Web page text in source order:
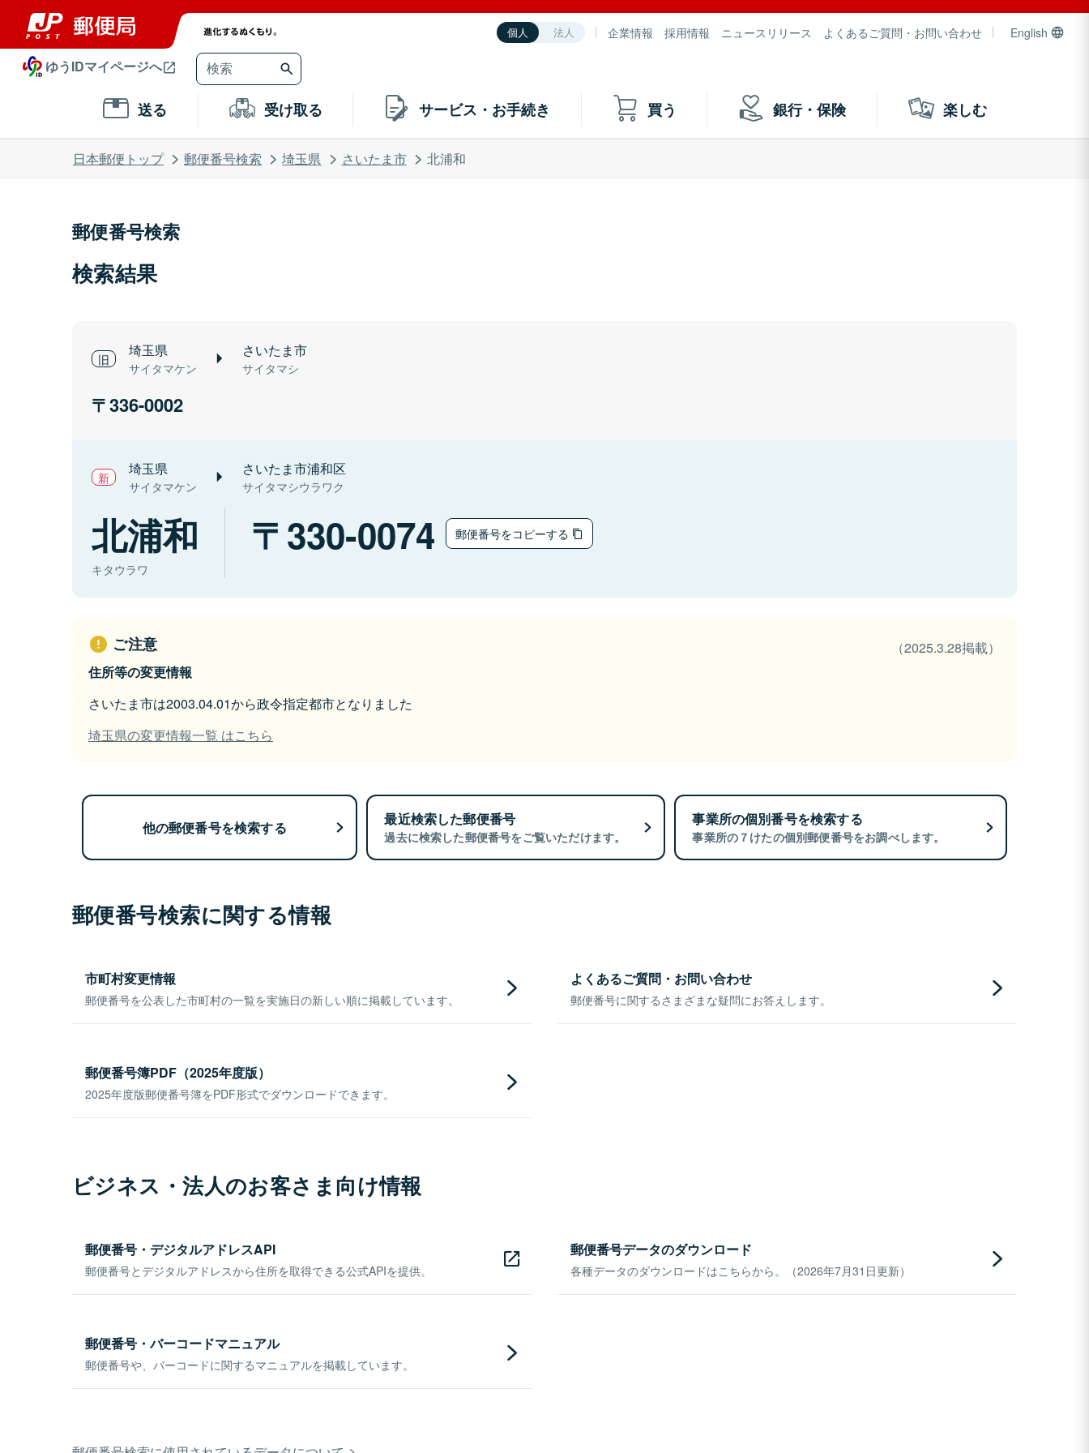
個人 法人 企業情報 採用情報 ニュースリリース よくあるご質問・お問い合わせ English
ゆうIDマイページへ
送る 受け取る サービス・お手続き 買う 銀行・保険 楽しむ
日本郵便トップ 郵便番号検索 埼玉県 さいたま市 北浦和
郵便番号検索
検索結果
埼玉県
サイタマケン
さいたま市
サイタマシ
336-0002
埼玉県
サイタマケン
さいたま市浦和区
サイタマシウラワク
北浦和
キタウラワ
330-0074 郵便番号をコピーする
ご注意
（2025.3.28掲載）
住所等の変更情報
さいたま市は2003.04.01から政令指定都市となりました
埼玉県の変更情報一覧 はこちら
他の郵便番号を検索する 最近検索した郵便番号
過去に検索した郵便番号をご覧いただけます。
事業所の個別番号を検索する
事業所の７けたの個別郵便番号をお調べします。
郵便番号検索に関する情報
市町村変更情報
郵便番号を公表した市町村の一覧を実施日の新しい順に掲載しています。
よくあるご質問・お問い合わせ
郵便番号に関するさまざまな疑問にお答えします。
郵便番号簿PDF（2025年度版）
2025年度版郵便番号簿をPDF形式でダウンロードできます。
ビジネス・法人のお客さま向け情報
郵便番号・デジタルアドレスAPI
郵便番号とデジタルアドレスから住所を取得できる公式APIを提供。
郵便番号データのダウンロード
各種データのダウンロードはこちらから。（2026年7月31日更新）
郵便番号・バーコードマニュアル
郵便番号や、バーコードに関するマニュアルを掲載しています。